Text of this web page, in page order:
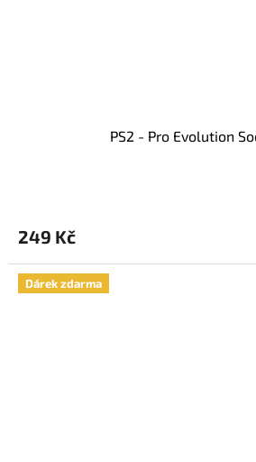
PS2 - Pro Evolution
249 Kč
Dárek zdarma